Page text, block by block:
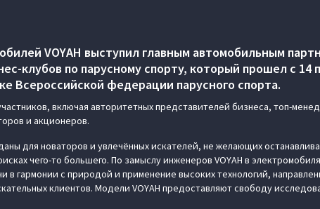
VOYAH выступил главным автомобильным
клубов по парусному спорту, который прошел с 14
Всероссийской федерации парусного спорта.
включая авторитетных представителей бизнеса, топ-
и акционеров.
для новаторов и увлечённых искателей, не желающих
чего-то большего. По замыслу инженеров VOYAH в
гармонии с природой и применение высоких технологий,
клиентов. Модели VOYAH предоставляют свободу